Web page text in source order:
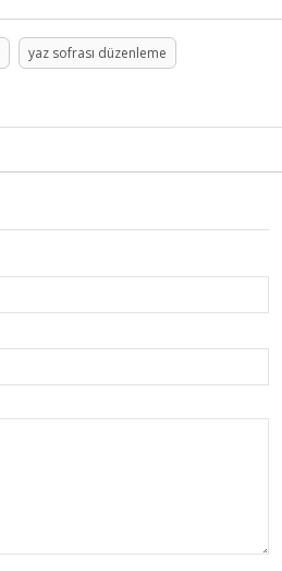
yaz sofrası düzenleme